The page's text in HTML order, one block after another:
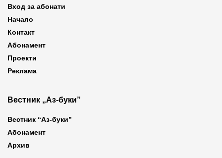
Вход за абонати
Начало
Контакт
Абонамент
Проекти
Реклама
Вестник „Аз-буки”
Вестник “Аз-буки”
Абонамент
Архив